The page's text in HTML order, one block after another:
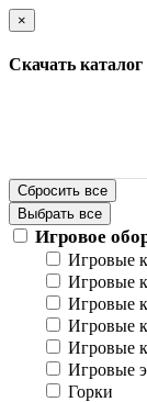
×
Скачать
Сбросить все
Выбрать все
Игровое
Игровые
Игровые
Игровые
Игровые
Игровые
Игровые
Горки